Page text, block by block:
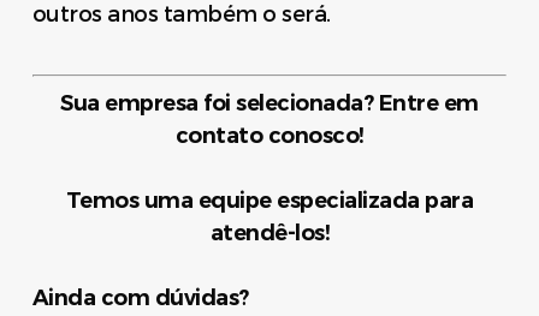
outros anos também o será.
Sua empresa foi selecionada? Entre em
contato conosco!
Temos uma equipe especializada para
atendê-los!
Ainda com dúvidas?